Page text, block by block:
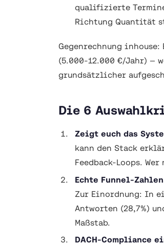
qualifizierte
Richtung Quantität
Gegenrechnung
(5.000-12.000 €/Jahr) —
grundsätzlicher
Die 6
Zeigt euch das
kann den Stack
Feedback-Loops.
Echte Funnel-
Zur Einordnung: In
Antworten (28,7%)
Maßstab.
DACH-Compliance